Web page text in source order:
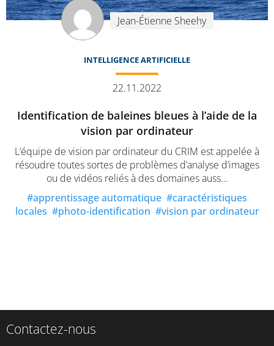
Jean-Étienne Sheehy
INTELLIGENCE ARTIFICIELLE
22.11.2022
Identification de baleines bleues à l’aide de la
vision par ordinateur
L’équipe de vision par ordinateur du CRIM est appelée à
résoudre toutes sortes de problèmes d’analyse d’images
ou de vidéos reliés à des domaines auss…
apprentissage automatique
caractéristiques
locales
photo-identification vision par ordinateur
Contactez-nous